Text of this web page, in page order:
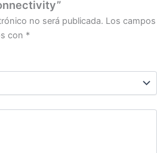
no será publicada. Los campos
con *